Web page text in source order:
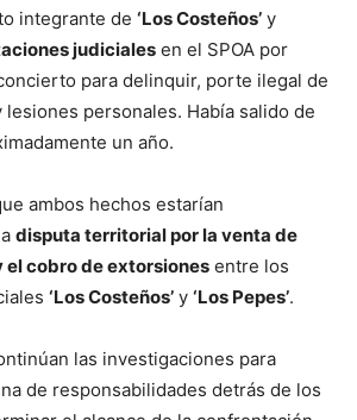
integrante de ‘Los Costeños’ y
judiciales en el SPOA por
para delinquir, porte ilegal de
personales. Había salido de
un año.
ambos hechos estarían
disputa territorial por la venta de
cobro de extorsiones entre los
‘Los Costeños’ y ‘Los Pepes’.
las investigaciones para
de responsabilidades detrás de los